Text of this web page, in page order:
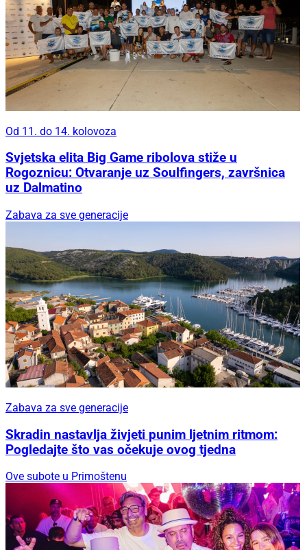
Od 11. do 14. kolovoza
Svjetska elita Big Game ribolova stiže u
Rogoznicu: Otvaranje uz Soulfingers, završnica
uz Dalmatino
Zabava za sve generacije
Zabava za sve generacije
Skradin nastavlja živjeti punim ljetnim ritmom:
Pogledajte što vas očekuje ovog tjedna
Ove subote u Primoštenu